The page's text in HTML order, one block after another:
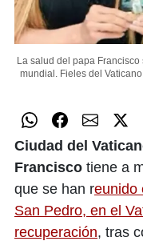
La salud del papa
mundial. Fieles del
Ciudad del
Francisco tiene a
que se han reunido
San Pedro, en el
recuperación, tras